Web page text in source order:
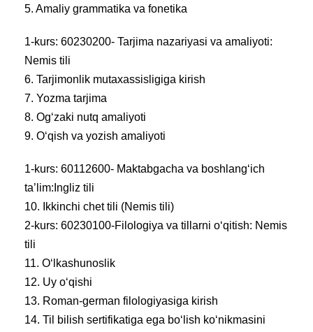
5. Amaliy grammatika va fonetika
1-kurs: 60230200- Tarjima nazariyasi va amaliyoti:
Nemis tili
6. Tarjimonlik mutaxassisligiga kirish
7. Yozma tarjima
8. Og‘zaki nutq amaliyoti
9. O‘qish va yozish amaliyoti
1-kurs: 60112600- Maktabgacha va boshlang‘ich
ta’lim:Ingliz tili
10. Ikkinchi chet tili (Nemis tili)
2-kurs: 60230100-Filologiya va tillarni o‘qitish: Nemis
tili
11. O‘lkashunoslik
12. Uy o‘qishi
13. Roman-german filologiyasiga kirish
14. Til bilish sertifikatiga ega bo‘lish ko‘nikmasini